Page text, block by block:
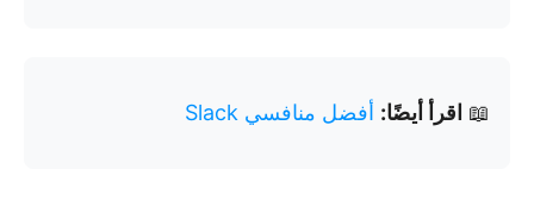
📖 اقرأ أيضًا: أفضل منافسي Slack